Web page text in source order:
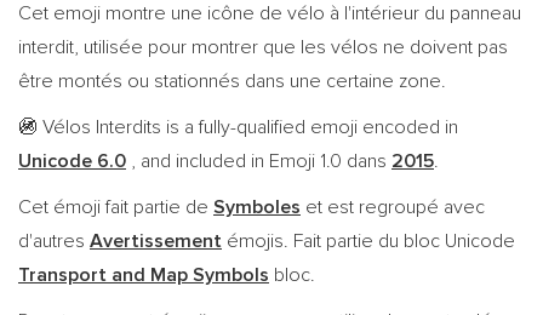
Cet emoji montre une icône de vélo à l'intérieur du panneau
interdit, utilisée pour montrer que les vélos ne doivent pas
être montés ou stationnés dans une certaine zone.
🚳 Vélos Interdits is a fully-qualified emoji encoded in
Unicode 6.0 , and included in Emoji 1.0 dans 2015.
Cet émoji fait partie de Symboles et est regroupé avec
d'autres Avertissement émojis. Fait partie du bloc Unicode
Transport and Map Symbols bloc.